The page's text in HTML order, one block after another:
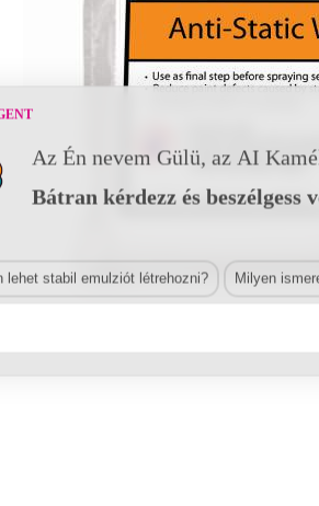
Az Én nevem Gülü, az AI
Bátran kérdezz és beszélgess
lehet stabil emulziót létrehozni? Milyen